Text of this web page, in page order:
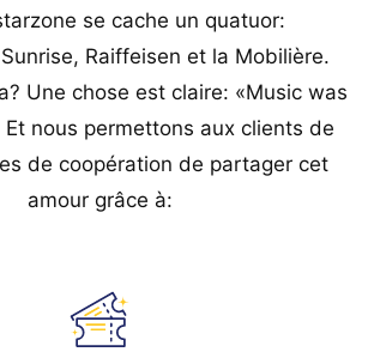
se cache un quatuor:
Raiffeisen et la Mobilière.
Une chose est claire: «Music was
nous permettons aux clients de
de coopération de partager cet
amour grâce à: